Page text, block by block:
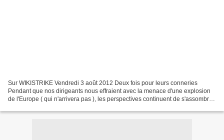
Sur WIKISTRIKE Vendredi 3 août 2012 Deux fois pour leurs conneries
Pendant que nos dirigeants nous effraient avec la menace d'une explosion
de l'Europe ( qui n'arrivera pas ), les perspectives continuent de s'assombrir